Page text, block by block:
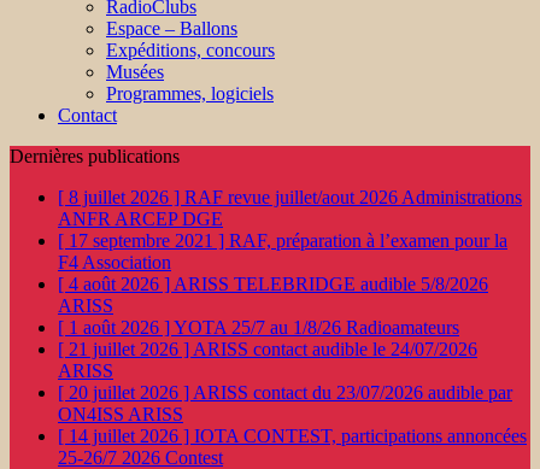
RadioClubs
Espace – Ballons
Expéditions, concours
Musées
Programmes, logiciels
Contact
Dernières publications
[ 8 juillet 2026 ] RAF revue juillet/aout 2026 Administrations
ANFR ARCEP DGE
[ 17 septembre 2021 ] RAF, préparation à l’examen pour la
F4 Association
[ 4 août 2026 ] ARISS TELEBRIDGE audible 5/8/2026
ARISS
[ 1 août 2026 ]YOTA 25/7 au 1/8/26 Radioamateurs
[ 21 juillet 2026 ] ARISS contact audible le 24/07/2026
ARISS
[ 20 juillet 2026 ] ARISS contact du 23/07/2026 audible par
ON4ISS ARISS
[ 14 juillet 2026 ] IOTA CONTEST, participations annoncées
25-26/7 2026 Contest